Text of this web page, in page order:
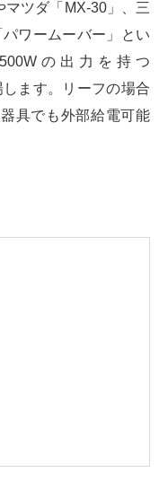
マツダ「MX-30」、三
ワームーバー」とい
の出力を持つ
します。リーフの場合
具でも外部給電可能